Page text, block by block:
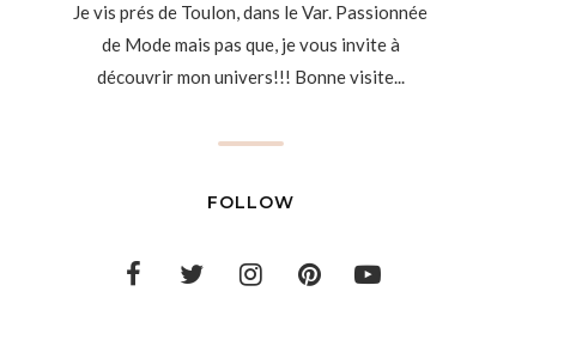
Je vis prés de Toulon, dans le Var. Passionnée
de Mode mais pas que, je vous invite à
découvrir mon univers!!! Bonne visite...
FOLLOW